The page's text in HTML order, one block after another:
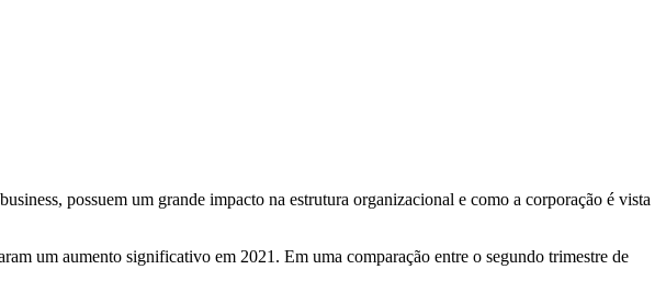
possuem um grande impacto na estrutura organizacional e como a corporação é vista
um aumento significativo em 2021. Em uma comparação entre o segundo trimestre de